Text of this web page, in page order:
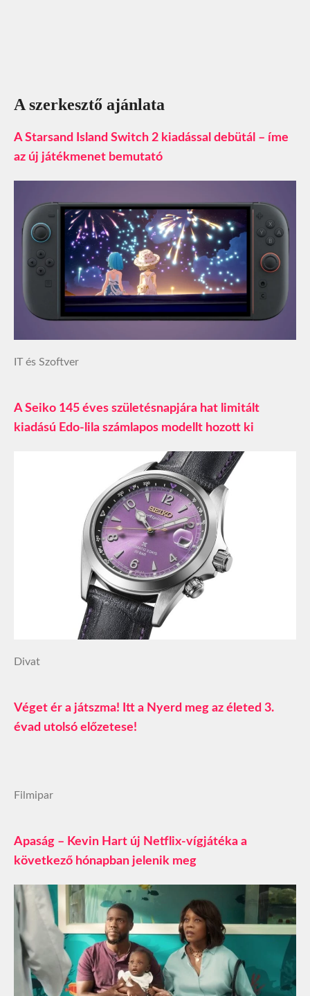
A szerkesztő ajánlata
A Starsand Island Switch 2 kiadással debütál – íme
az új játékmenet bemutató
IT és Szoftver
A Seiko 145 éves születésnapjára hat limitált
kiadású Edo-lila számlapos modellt hozott ki
Divat
Véget ér a játszma! Itt a Nyerd meg az életed 3.
évad utolsó előzetese!
Filmipar
Apaság – Kevin Hart új Netflix-vígjátéka a
következő hónapban jelenik meg